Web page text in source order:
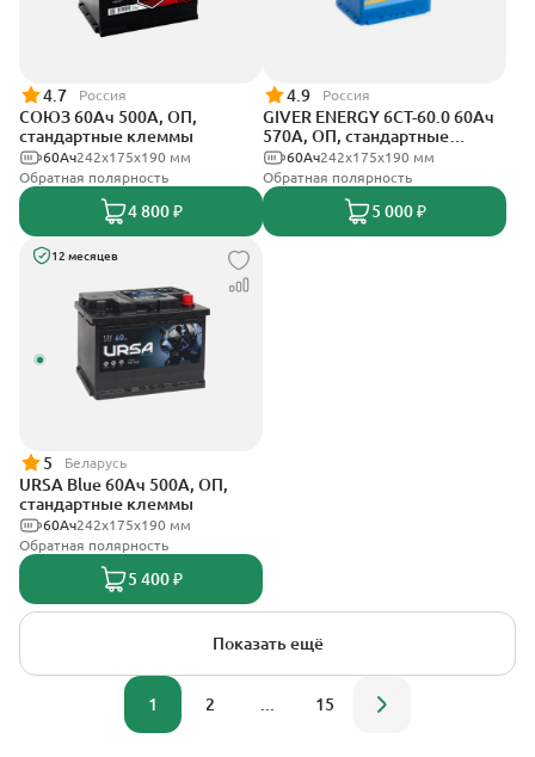
4.7 Россия
СОЮЗ 60Ач 500А, ОП,
стандартные клеммы
242x175x190 мм
60Ач
Обратная полярность
4 800 ₽
4.9 Россия
GIVER ENERGY 6СТ-60.0 60Ач
570А, ОП, стандартные
клеммы242х175х190 мм
60Ач
Обратная полярность
5 000 ₽
12 месяцев
5 Беларусь
URSA Blue 60Ач 500А, ОП,
стандартные клеммы
242х175х190 мм
60Ач
Обратная полярность
5 400 ₽
Показать ещё
1 2 15